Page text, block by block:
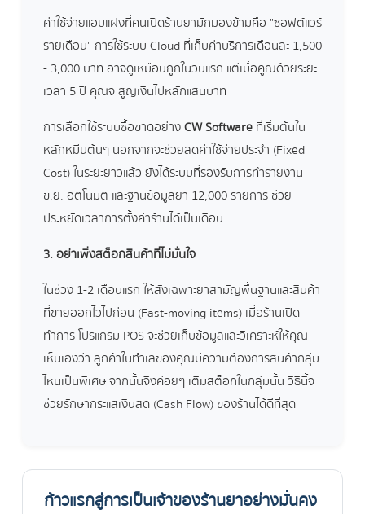
ค่าใช้จ่ายแอบแฝงที่คนเปิดร้านยามักมองข้ามคือ "ซอฟต์แวร์
รายเดือน" การใช้ระบบ Cloud ที่เก็บค่าบริการเดือนละ 1,500
- 3,000 บาท อาจดูเหมือนถูกในวันแรก แต่เมื่อคูณด้วยระยะ
เวลา 5 ปี คุณจะสูญเงินไปหลักแสนบาท
การเลือกใช้ระบบซื้อขาดอย่างCW Softwareที่เริ่มต้นใน
หลักหมื่นต้นๆ นอกจากจะช่วยลดค่าใช้จ่ายประจำ (Fixed
Cost) ในระยะยาวแล้ว ยังได้ระบบที่รองรับการทำรายงาน
ข.ย. อัตโนมัติ และฐานข้อมูลยา 12,000 รายการ ช่วย
ประหยัดเวลาการตั้งค่าร้านได้เป็นเดือน
3. อย่าเพิ่งสต็อกสินค้าที่ไม่มั่นใจ
ในช่วง 1-2 เดือนแรก ให้สั่งเฉพาะยาสามัญพื้นฐานและสินค้า
ที่ขายออกไวไปก่อน (Fast-moving items) เมื่อร้านเปิด
ทำการ โปรแกรม POS จะช่วยเก็บข้อมูลและวิเคราะห์ให้คุณ
เห็นเองว่า ลูกค้าในทำเลของคุณมีความต้องการสินค้ากลุ่ม
ไหนเป็นพิเศษ จากนั้นจึงค่อยๆ เติมสต็อกในกลุ่มนั้น วิธีนี้จะ
ช่วยรักษากระแสเงินสด (Cash Flow) ของร้านได้ดีที่สุด
ก้าวแรกสู่การเป็นเจ้าของร้านยาอย่างมั่นคง